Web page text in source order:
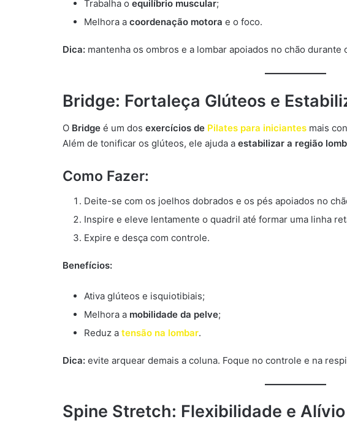
Trabalha o equilíbrio muscular;
Melhora a coordenação motora e o foco.
Dica: mantenha os ombros e a lombar apoiados no chão durante
Bridge: Fortaleça Glúteos e
O Bridge é um dos exercícios de Pilates para iniciantes mais
Além de tonificar os glúteos, ele ajuda a estabilizar a região
Como Fazer:
Deite-se com os joelhos dobrados e os pés apoiados no
Inspire e eleve lentamente o quadril até formar uma linha
Expire e desça com controle.
Benefícios:
Ativa glúteos e isquiotibiais;
Melhora a mobilidade da pelve;
Reduz a tensão na lombar.
Dica: evite arquear demais a coluna. Foque no controle e na
Spine Stretch: Flexibilidade e